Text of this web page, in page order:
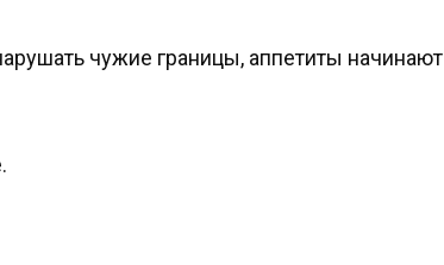
чужие границы, аппетиты начинают